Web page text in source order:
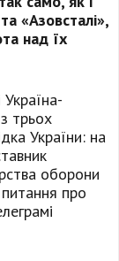
«Азовсталі»,
над їх
трьох
України: на
оборони
про